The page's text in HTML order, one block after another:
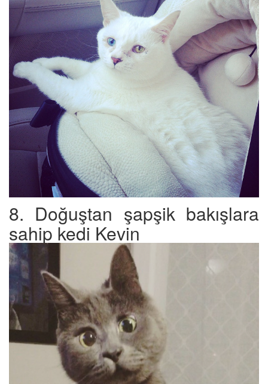
8. Doğuştan şapşik bakışlara
sahip kedi Kevin